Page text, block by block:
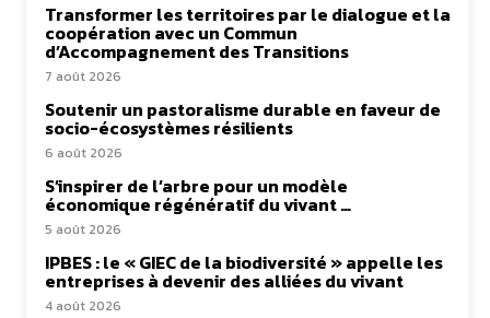
Transformer les territoires par le dialogue et la
coopération avec un Commun
d’Accompagnement des Transitions
7 août 2026
Soutenir un pastoralisme durable en faveur de
socio-écosystèmes résilients
6 août 2026
S’inspirer de l’arbre pour un modèle
économique régénératif du vivant …
5 août 2026
IPBES : le « GIEC de la biodiversité » appelle les
entreprises à devenir des alliées du vivant
4 août 2026